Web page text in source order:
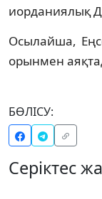
иорданиялық
Осылайша,
орынмен
БӨЛІСУ:
Серіктес